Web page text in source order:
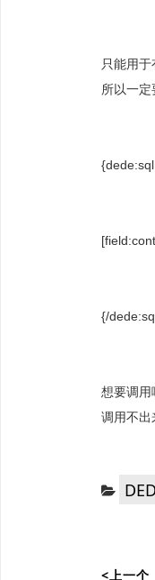
只能用
所以一定
{/
想要调用
调用不出
分
<上一个